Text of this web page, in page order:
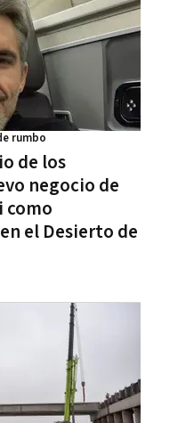
de los
negocio de
como
el Desierto de
rumbo